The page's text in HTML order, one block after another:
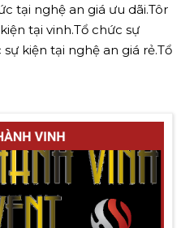
tại nghệ an giá ưu dãi.Tôr
tại vinh.Tổ chức sự
kiện tại nghệ an giá rẻ.Tổ